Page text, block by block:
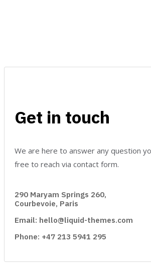
Get in touch
We are here to answer any question
free to reach via contact form.
290 Maryam Springs 260,
Courbevoie, Paris
Email: hello@liquid-themes.com
Phone: +47 213 5941 295